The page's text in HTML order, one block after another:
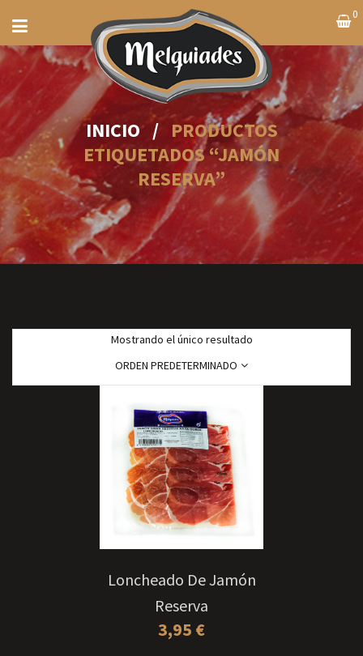
0
INICIO / PRODUCTOS
ETIQUETADOS “JAMÓN
RESERVA”
Mostrando el único resultado
ORDEN PREDETERMINADO
Loncheado De Jamón
Reserva
3,95 €